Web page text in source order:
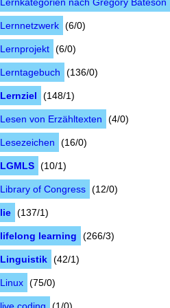
Lernkategorien nach Gregory Bateson
Lernnetzwerk (6/0)
Lernprojekt (6/0)
Lerntagebuch (136/0)
Lernziel (148/1)
Lesen von Erzähltexten (4/0)
Lesezeichen (16/0)
LGMLS (10/1)
Library of Congress (12/0)
lie (137/1)
lifelong learning (266/3)
Linguistik (42/1)
Linux (75/0)